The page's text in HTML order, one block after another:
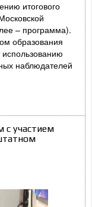
итогового
– программа).
образования
наблюдателей
с участием